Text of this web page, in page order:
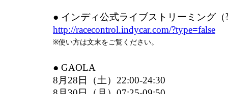
● インディ公式ライブストリーミング
http://racecontrol.indycar.com/?type=false
※使い方は文末をご覧ください。
● GAOLA
8月28日（土）22:00-24:30